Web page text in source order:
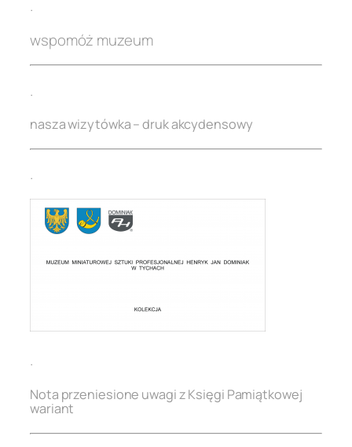
.
wspomóż muzeum
.
nasza wizytówka – druk akcydensowy
.
.
Nota przeniesione uwagi z Księgi Pamiątkowej
wariant